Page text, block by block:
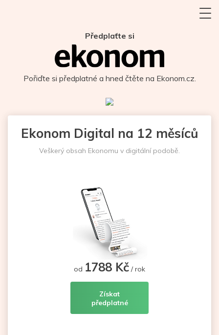
Předplaťte si
Pořiďte si předplatné a hned čtěte na Ekonom.cz.
Ekonom Digital na 12 měsíců
Veškerý obsah Ekonomu v digitální podobě.
od 1788 Kč / rok
Získat
předplatné